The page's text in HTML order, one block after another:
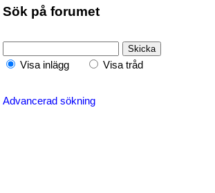
Sök på forumet
Visa inlägg Visa tråd
Advancerad sökning